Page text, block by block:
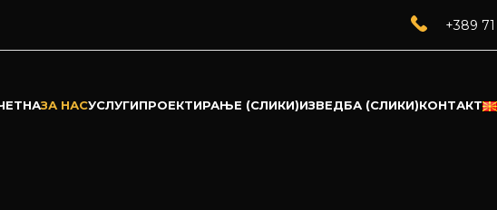
+389 71
ЗА НАСУСЛУГИПРОЕКТИРАЊЕ (СЛИКИ)ИЗВЕДБА (СЛИКИ)КОНТАКТ